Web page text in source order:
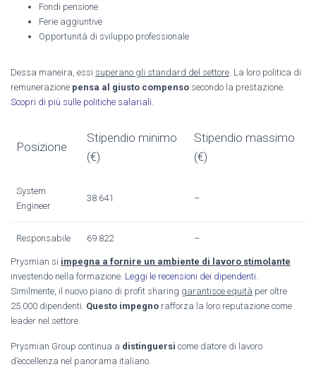
Fondi pensione
Ferie aggiuntive
Opportunità di sviluppo professionale
Dessa maneira, essi superano gli standard del settore . La loro politica di
remunerazione pensa al giusto compenso secondo la prestazione.
Scopri di più sulle politiche salariali
Posizione
Stipendio minimo
(€)
Stipendio massimo
(€)
System
Engineer
38.641 –
Responsabile 69.822 –
Prysmian si impegna a fornire un ambiente di lavoro stimolante
investendo nella formazione. Leggi le recensioni dei dipendenti
Similmente, il nuovo piano di profit sharing garantisce equità per oltre
25.000 dipendenti. Questo impegno rafforza la loro reputazione come
leader nel settore.
Prysmian Group continua a distinguersi come datore di lavoro
d’eccellenza nel panorama italiano.